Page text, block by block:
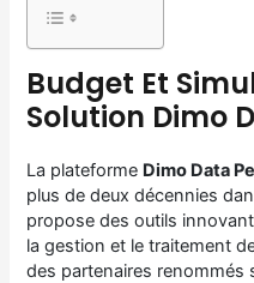
Budget Et
Solution Dimo
La plateforme Dimo Data
plus de deux décennies
propose des outils
la gestion et le traitement
des partenaires renommés